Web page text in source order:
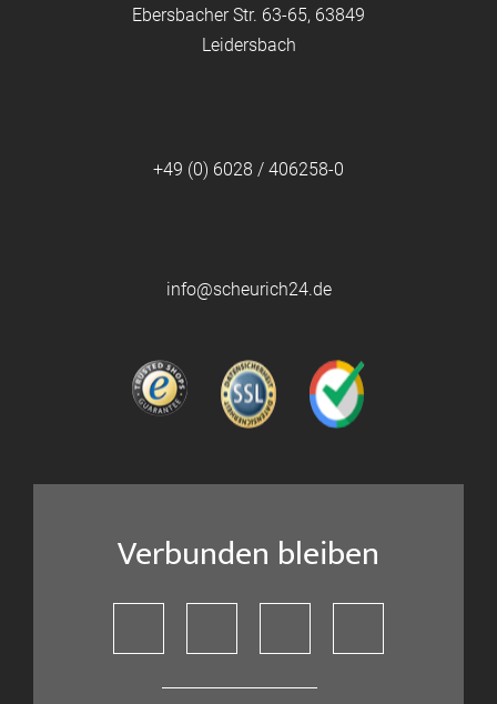
Ebersbacher Str. 63-65, 63849
Leidersbach
+49 (0) 6028 / 406258-0
info@scheurich24.de
Verbunden bleiben